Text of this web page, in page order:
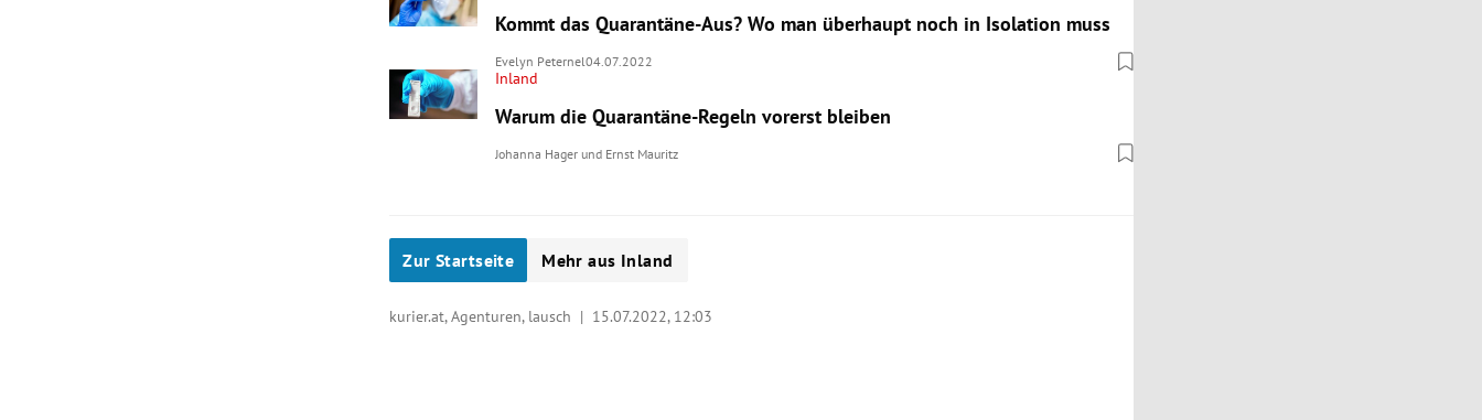
Kommt das Quarantäne-Aus? Wo man überhaupt noch in Isolation muss
Evelyn Peternel04.07.2022
Inland
Warum die Quarantäne-Regeln vorerst bleiben
Johanna Hager und Ernst Mauritz
Zur Startseite Mehr aus Inland
kurier.at, Agenturen, lausch | 15.07.2022, 12:03